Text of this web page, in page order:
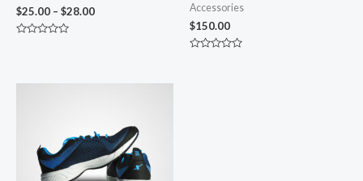
$25.00 – $28.00 Accessories
$150.00